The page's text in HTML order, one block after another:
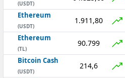
(USDT)
Ethereum
(USDT)
1.911,80
Ethereum
(TL)
90.799
Bitcoin Cash
(USDT)
214,6